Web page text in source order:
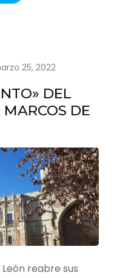
25, 2022
DEL
DE
reabre sus